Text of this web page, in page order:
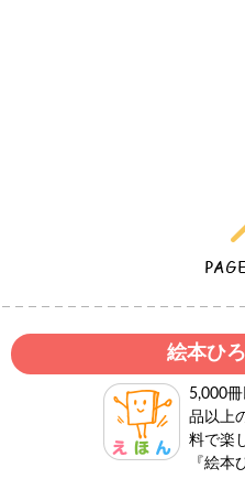
絵本ひ
5,000
品以上
料で楽
『絵本